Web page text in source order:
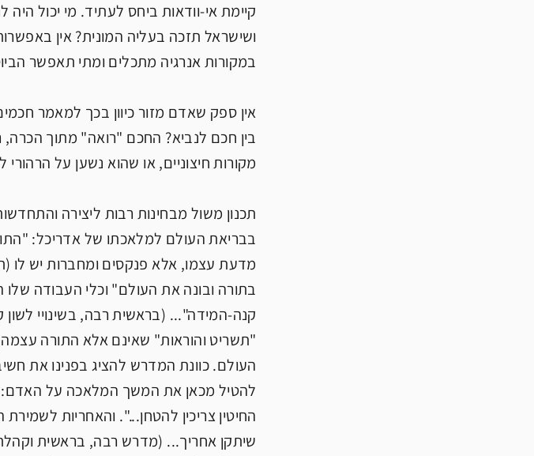
קיימת אי-וודאות ביחס לעתיד. מי יכול
ושישראל תזכה בעליה המונית? אין
במקורות אנרגיה מתכלים ומתי תאפשר
אין ספק שאדם מזור כיוון בכך למאמר
בין חכם לנביא? החכם "רואה" מתוך
מקורות חיצוניים, או שהוא נשען על הרהורי
תכנון משול מבחינות רבות ליצירה
בבריאת העולם למלאכתו של אדריכל:
מדעת עצמו, אלא פנקסים ומחברות יש לו
בתורה ובונה את העולם" וכלי העבודה
קנה-המידה"... (בראשית רבה, בשינויי
"תשריט והוראות" שאינם אלא התורה
העולם. כוונת המדרש להציג בפנינו את
להטיל מכאן את המשך המלאכה על האדם:
החיטין צריכין להטחן...". והאחריות
שיתקן אחריך... (מדרש רבה, בראשית